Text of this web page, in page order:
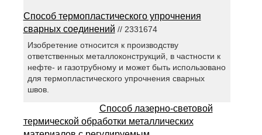
Способ термопластического упрочнения
сварных соединений // 2331674
Изобретение относится к производству
ответственных металлоконструкций, в частности к
нефте- и газотрубному и может быть использовано
для термопластического упрочнения сварных
швов.
Способ лазерно-световой
термической обработки металлических